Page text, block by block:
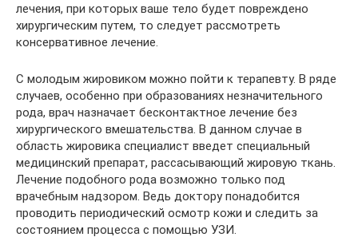
лечения, при которых ваше тело будет повреждено
хирургическим путем, то следует рассмотреть
консервативное лечение.
С молодым жировиком можно пойти к терапевту. В ряде
случаев, особенно при образованиях незначительного
рода, врач назначает бесконтактное лечение без
хирургического вмешательства. В данном случае в
область жировика специалист введет специальный
медицинский препарат, рассасывающий жировую ткань.
Лечение подобного рода возможно только под
врачебным надзором. Ведь доктору понадобится
проводить периодический осмотр кожи и следить за
состоянием процесса с помощью УЗИ.